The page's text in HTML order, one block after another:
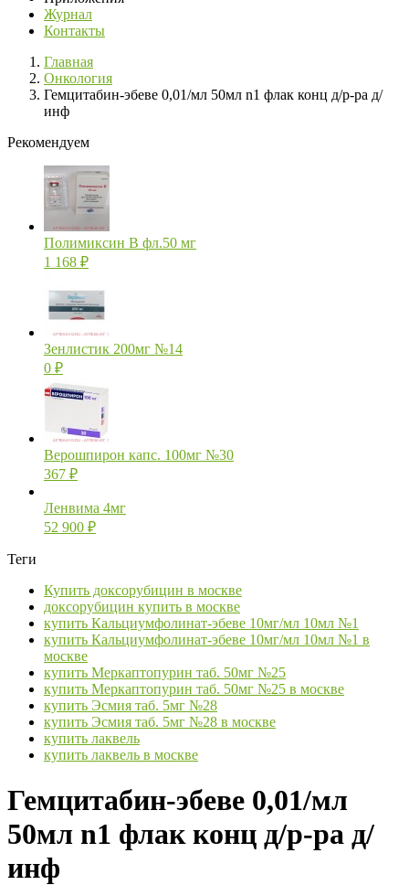
Журнал
Контакты
Главная
Онкология
Гемцитабин-эбеве 0,01/мл 50мл n1 флак конц д/р-ра д/
инф
Рекомендуем
Полимиксин В фл.50 мг
1 168 ₽
Зенлистик 200мг №14
0 ₽
Верошпирон капс. 100мг №30
367 ₽
Ленвима 4мг
52 900 ₽
Теги
Купить доксорубицин в москве
доксорубицин купить в москве
купить Кальциумфолинат-эбеве 10мг/мл 10мл №1
купить Кальциумфолинат-эбеве 10мг/мл 10мл №1 в
москве
купить Меркаптопурин таб. 50мг №25
купить Меркаптопурин таб. 50мг №25 в москве
купить Эсмия таб. 5мг №28
купить Эсмия таб. 5мг №28 в москве
купить лаквель
купить лаквель в москве
Гемцитабин-эбеве 0,01/мл
50мл n1 флак конц д/р-ра д/
инф